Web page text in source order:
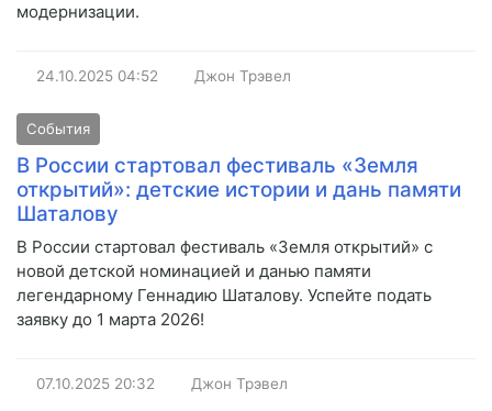
модернизации.
24.10.2025 04:52 Джон Трэвел
События
В России стартовал фестиваль «Земля
открытий»: детские истории и дань памяти
Шаталову
В России стартовал фестиваль «Земля открытий» с
новой детской номинацией и данью памяти
легендарному Геннадию Шаталову. Успейте подать
заявку до 1 марта 2026!
07.10.2025 20:32 Джон Трэвел